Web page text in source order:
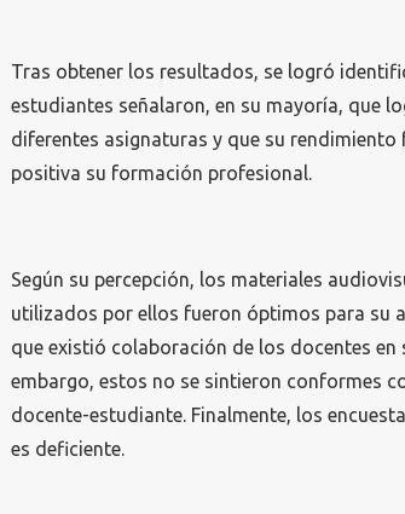
Tras obtener los resultados, se logró
estudiantes señalaron, en su mayoría, que
diferentes asignaturas y que su rendimiento
positiva su formación profesional.
Según su percepción, los materiales
utilizados por ellos fueron óptimos para su
que existió colaboración de los docentes en
embargo, estos no se sintieron conformes
docente-estudiante. Finalmente, los
es deficiente.